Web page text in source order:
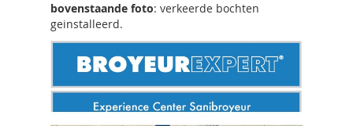
bovenstaande foto: verkeerde bochten
geinstalleerd.